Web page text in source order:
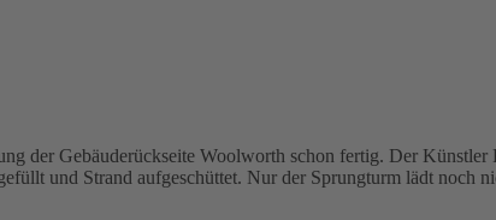
der Gebäuderückseite Woolworth schon fertig. Der Künstler
und Strand aufgeschüttet. Nur der Sprungturm lädt noch